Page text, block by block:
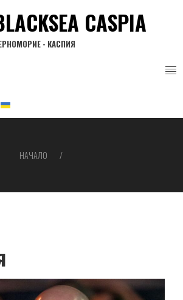
CASPIA
- КАСПИЯ
НАЧАЛО